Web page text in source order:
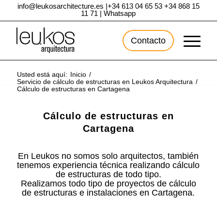
info@leukosarchitecture.es |+34 613 04 65 53 +34 868 15
11 71 |Whatsapp
Contacto
Usted está aquí: Inicio /
Servicio de cálculo de estructuras en Leukos Arquitectura /
Cálculo de estructuras en Cartagena
Cálculo de estructuras en
Cartagena
En Leukos no somos solo arquitectos, también
tenemos experiencia técnica realizando cálculo
de estructuras de todo tipo.
Realizamos todo tipo de proyectos de cálculo
de estructuras e instalaciones en Cartagena.